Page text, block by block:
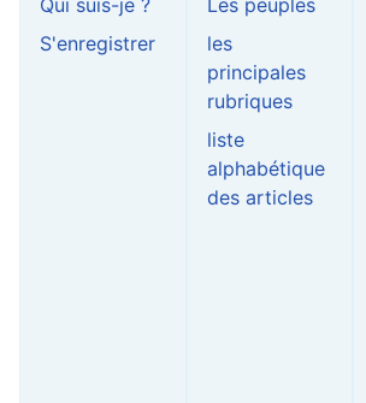
Qui suis-je ?
S'enregistrer
Les peuples
les
principales
rubriques
liste
alphabétique
des articles